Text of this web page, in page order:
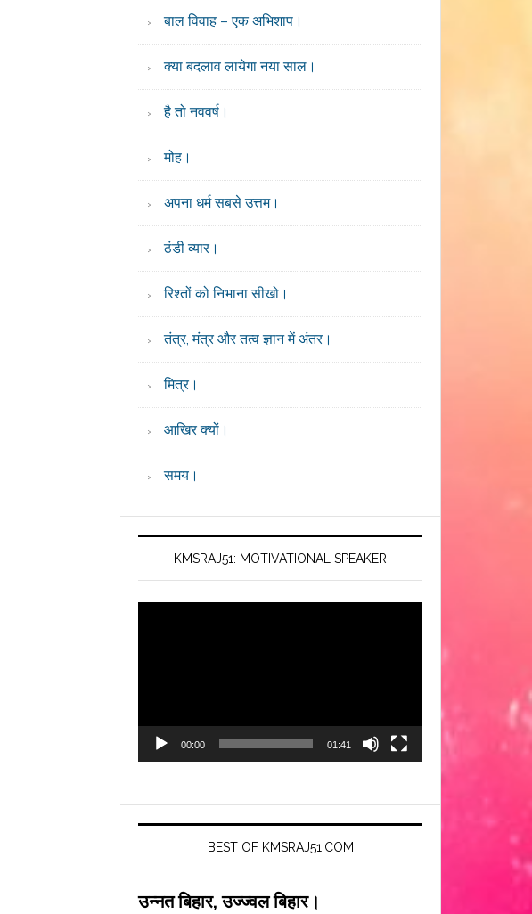
बाल विवाह – एक अभिशाप।
क्या बदलाव लायेगा नया साल।
है तो नववर्ष।
मोह।
अपना धर्म सबसे उत्तम।
ठंडी व्यार।
रिश्तों को निभाना सीखो।
तंत्र, मंत्र और तत्व ज्ञान में अंतर।
मित्र।
आखिर क्यों।
समय।
KMSRAJ51: MOTIVATIONAL SPEAKER
00:00 01:41
BEST OF KMSRAJ51.COM
उन्नत बिहार, उज्ज्वल बिहार।